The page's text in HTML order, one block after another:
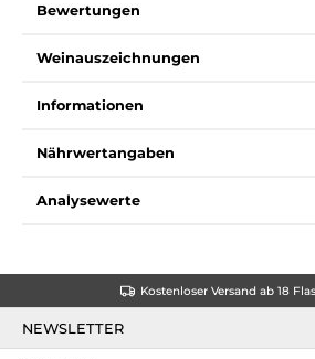
Bewertungen
Weinauszeichnungen
Informationen
Nährwertangaben
Analysewerte
Kostenloser Versand ab 18
NEWSLETTER